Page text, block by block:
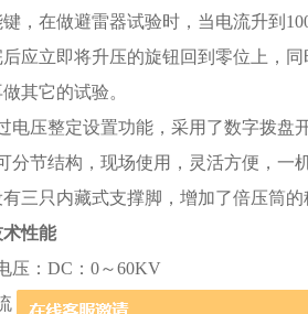
，在做避雷器试验时，当电流升到
应立即将升压的旋钮回到零位上，
其它的试验。
电压整定设置功能，采用了数字拨盘
分节结构，现场使用，灵活方便，一
三只内藏式支撑脚，增加了倍压筒的
性能
压：DC：0～60KV
：DC：0～5mA